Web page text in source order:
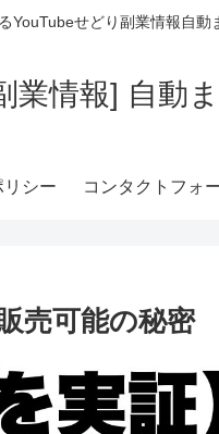
YouTubeせどり副業情報自動
業情報] 自動
リシー コンタクトフォ
売可能の秘密